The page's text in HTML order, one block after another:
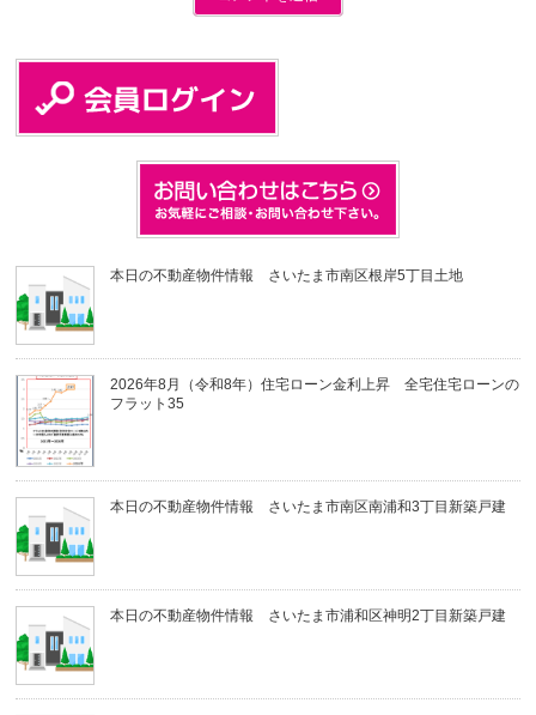
本日の不動産物件情報 さいたま市南区根岸5丁目土地
2026年8月（令和8年）住宅ローン金利上昇 全宅住宅ローンの
フラット35
本日の不動産物件情報 さいたま市南区南浦和3丁目新築戸建
本日の不動産物件情報 さいたま市浦和区神明2丁目新築戸建